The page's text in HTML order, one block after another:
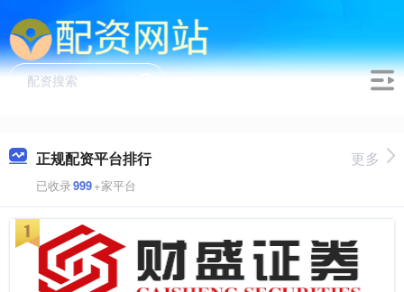
正规配资平台排行
已收录999+家平台
更多